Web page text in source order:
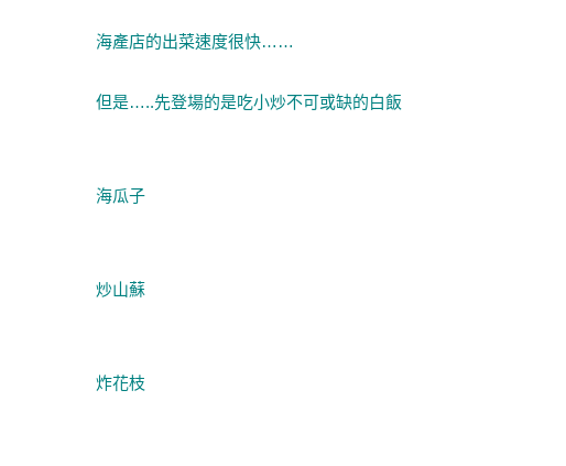
海產店的出菜速度很快……
但是…..先登場的是吃小炒不可或缺的白飯
海瓜子
炒山蘇
炸花枝